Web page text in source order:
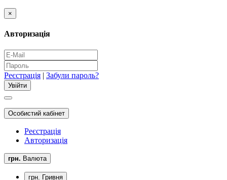
×
Авторизація
Реєстрація | Забули пароль?
Особистий кабінет
Реєстрація
Авторизація
грн. Валюта
грн. Гривня